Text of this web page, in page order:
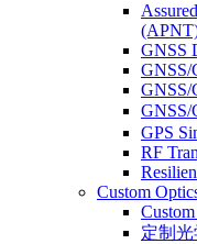
GNSS
GNSS/
GNSS/
GPS
RF
Custom
定制